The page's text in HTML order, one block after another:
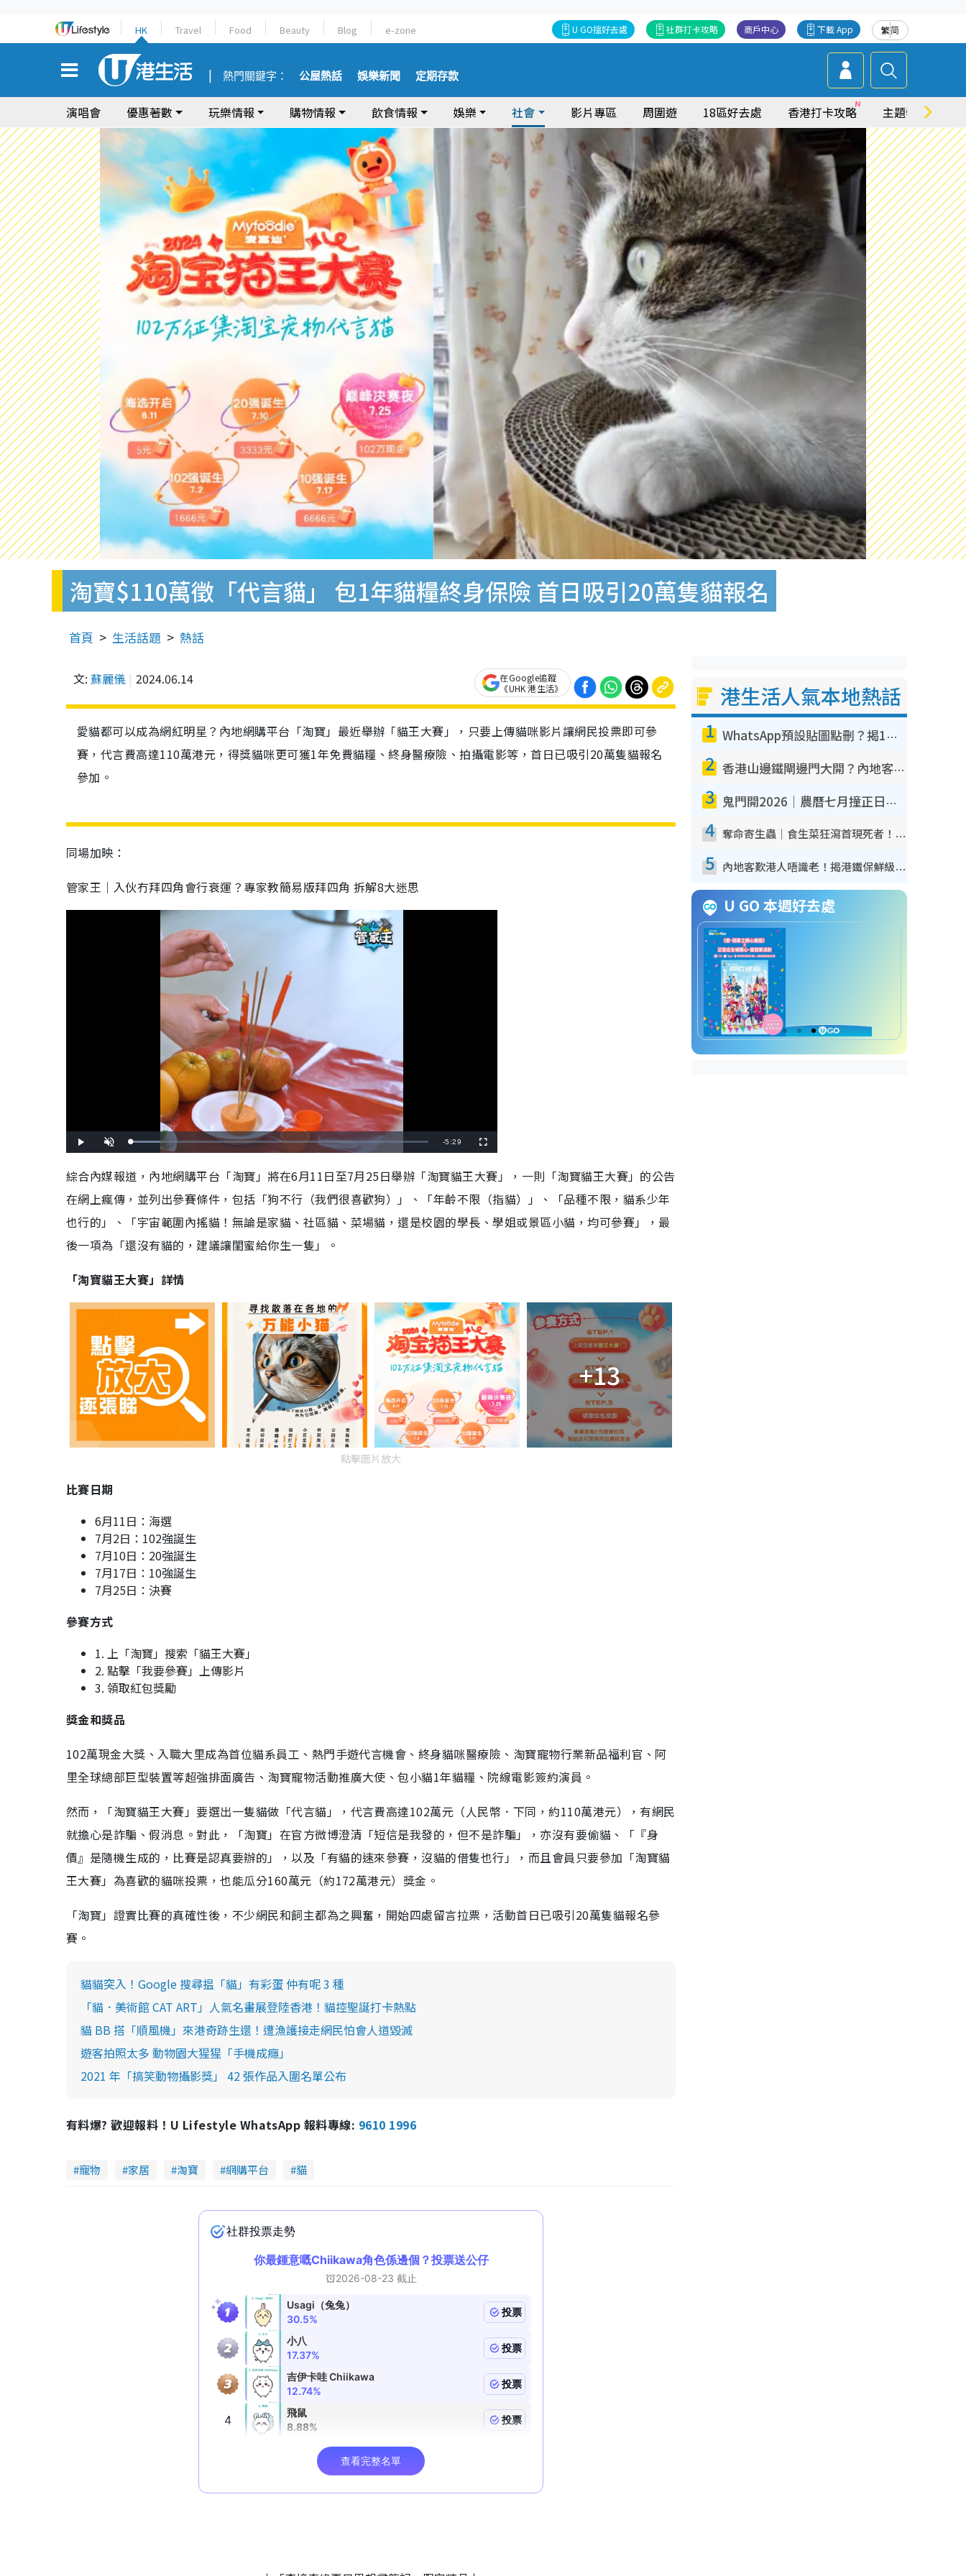
HK Travel Food Beauty Blog e-zone 繁简
下載 App
商戶中心
社群打卡攻略
U GO搵好去處
熱門關鍵字： 公屋熱話 娛樂新聞 定期存款
演唱會 優惠著數 玩樂情報 購物情報 飲食情報 娛樂 社會 影片專區 周圍遊 18區好去處 香港打卡攻略 主題特集
淘寶$110萬徵「代言貓」 包1年貓糧終身保險 首日吸引20萬隻貓報名
首頁 生活話題 熱話
文: 蘇麗儀 2024.06.14
在Google追蹤
《UHK 港生活》
愛貓都可以成為網紅明星？內地網購平台「淘寶」最近舉辦「貓王大賽」，只要上傳貓咪影片讓網民投票即可參
賽，代言費高達110萬港元，得獎貓咪更可獲1年免費貓糧、終身醫療險、拍攝電影等，首日已吸引20萬隻貓報名
參加。
同場加映：
管家王｜入伙冇拜四角會行衰運？專家教簡易版拜四角 拆解8大迷思
l
n
t
e
L
e
9
.
%
R
a
i
g
T
i
e
-5:29
u
s
c
e
e
綜合內媒報道，內地網購平台「淘寶」將在6月11日至7月25日舉辦「淘寶貓王大賽」，一則「淘寶貓王大賽」的公告
在網上瘋傳，並列出參賽條件，包括「狗不行（我們很喜歡狗）」、「年齡不限（指貓）」、「品種不限，貓系少年
也行的」、「宇宙範圍內搖貓！無論是家貓、社區貓、菜場貓，還是校園的學長、學姐或景區小貓，均可參賽」，最
後一項為「還沒有貓的，建議讓閨蜜給你生一隻」。
「淘寶貓王大賽」詳情
+13
點擊圖片放大
比賽日期
6月11日：海選
7月2日：102強誕生
7月10日：20強誕生
7月17日：10強誕生
7月25日：決賽
參賽方式
1. 上「淘寶」搜索「貓王大賽」
2. 點擊「我要參賽」上傳影片
3. 領取紅包獎勵
獎金和獎品
102萬現金大獎、入職大里成為首位貓系員工、熱門手遊代言機會、終身貓咪醫療險、淘寶寵物行業新品福利官、阿
里全球總部巨型裝置等超強排面廣告、淘寶寵物活動推廣大使、包小貓1年貓糧、院線電影簽約演員。
然而，「淘寶貓王大賽」要選出一隻貓做「代言貓」，代言費高達102萬元（人民幣．下同，約110萬港元），有網民
就擔心是詐騙、假消息。對此，「淘寶」在官方微博澄清「短信是我發的，但不是詐騙」，亦沒有要偷貓、「『身
價』是隨機生成的，比賽是認真要辦的」，以及「有貓的速來參賽，沒貓的借隻也行」，而且會員只要參加「淘寶貓
王大賽」為喜歡的貓咪投票，也能瓜分160萬元（約172萬港元）獎金。
「淘寶」證實比賽的真確性後，不少網民和飼主都為之興奮，開始四處留言拉票，活動首日已吸引20萬隻貓報名參
賽。
貓貓突入！Google 搜尋揾「貓」有彩蛋 仲有呢 3 種
「貓．美術館 CAT ART」人氣名畫展登陸香港！貓控聖誕打卡熱點
貓 BB 搭「順風機」來港奇跡生還！遭漁護接走網民怕會人道毀滅
遊客拍照太多 動物園大猩猩「手機成癮」
2021 年「搞笑動物攝影獎」 42 張作品入圍名單公布
有料爆? 歡迎報料！U Lifestyle WhatsApp 報料專線: 9610 1996
寵物 家居 淘寶 網購平台 貓
港生活人氣本地熱話
1 WhatsApp預設貼圖點刪？揭1招「反向操作」還原簡潔介面 附3步實測教學
2 香港山邊鐵閘邊門大開？內地客困惑意義何在！網民神回覆：呢種叫法理性防禦
3 鬼門開2026｜農曆七月撞正日全食特別邪？專家警告切忌做一事！揭4大禁忌+2招保平安
4 奪命寄生蟲｜食生菜狂瀉首現死者！疫潮惡化錄1.8萬宗病例 揭洗菜3大謬誤
5 內地客歎港人唔識老！揭港鐵保鮮級冷氣 港人求放過：咪投訴
U GO 本週好去處